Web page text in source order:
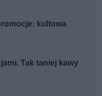
kultowa
Tak taniej kawy